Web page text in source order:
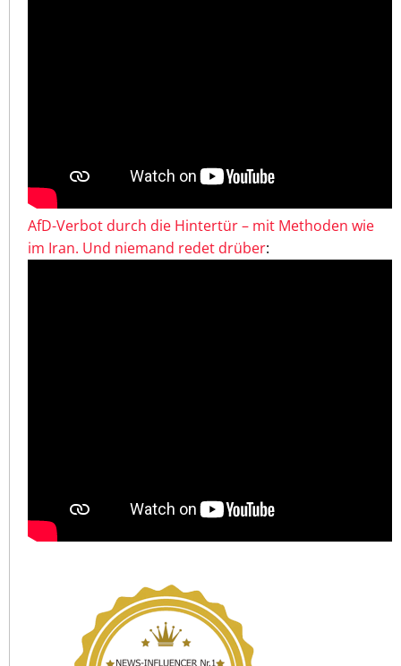
AfD-Verbot durch die Hintertür – mit Methoden wie
im Iran. Und niemand redet drüber: